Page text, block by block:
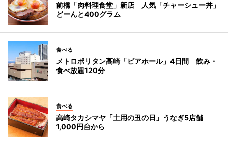
前橋「肉料理食堂」新店 人気「チャーシュー丼」
どーんと400グラム
食べる
メトロポリタン高崎「ビアホール」4日間 飲み・
食べ放題120分
食べる
高崎タカシマヤ「土用の丑の日」うなぎ5店舗
1,000円台から